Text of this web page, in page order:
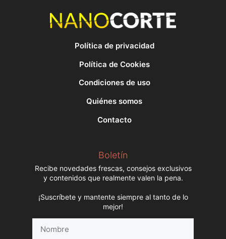
Política de privacidad
Política de Cookies
Condiciones de uso
Quiénes somos
Contacto
Boletín
Recibe novedades frescas, consejos exclusivos
y contenidos que realmente valen la pena.
¡Suscríbete y mantente siempre al tanto de lo
mejor!